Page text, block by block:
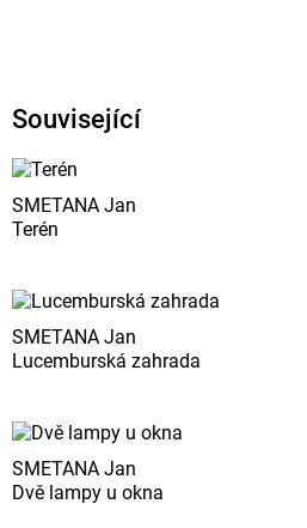
Související
SMETANA Jan
Terén
SMETANA Jan
Lucemburská zahrada
SMETANA Jan
Dvě lampy u okna